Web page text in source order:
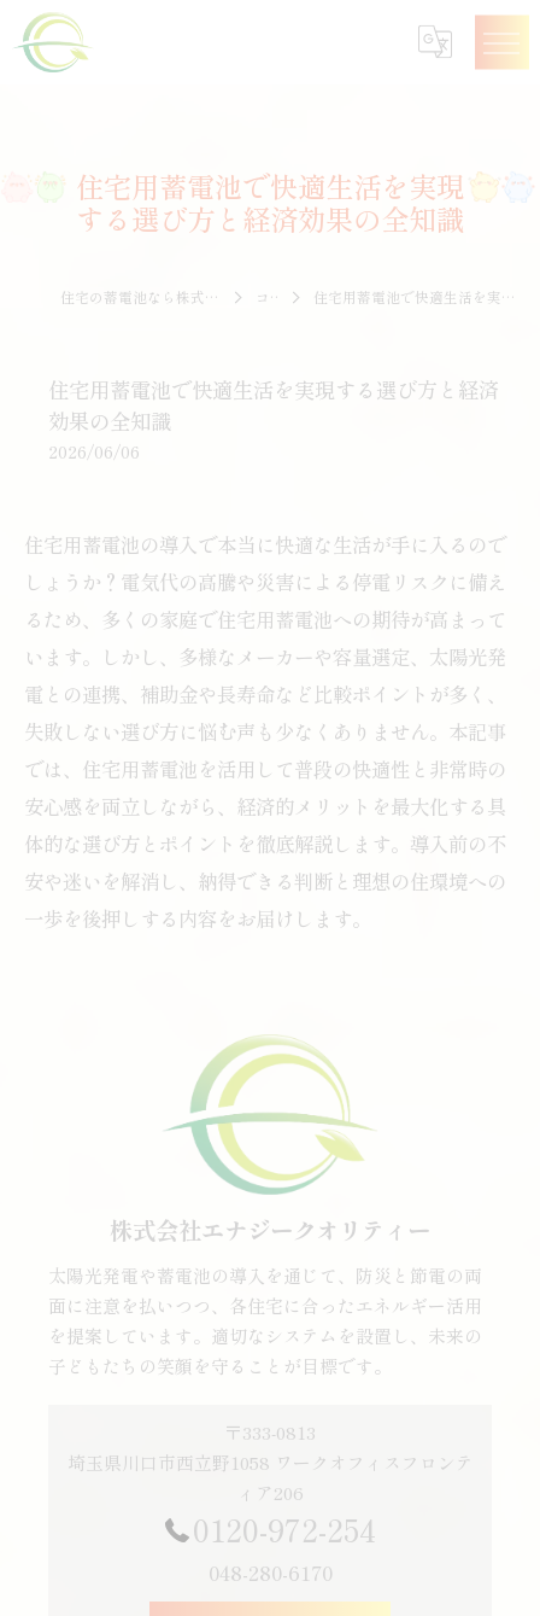
住宅用蓄電池で快適生活を実現
する選び方と経済効果の全知識
住宅の蓄電池なら株式会社エナジークオリティー コラム 住宅用蓄電池で快適生活を実現する選び方と経済効果の全知識
住宅用蓄電池で快適生活を実現する選び方と経済
効果の全知識
2026/06/06
住宅用蓄電池の導入で本当に快適な生活が手に入るので
しょうか？電気代の高騰や災害による停電リスクに備え
るため、多くの家庭で住宅用蓄電池への期待が高まって
います。しかし、多様なメーカーや容量選定、太陽光発
電との連携、補助金や長寿命など比較ポイントが多く、
失敗しない選び方に悩む声も少なくありません。本記事
では、住宅用蓄電池を活用して普段の快適性と非常時の
安心感を両立しながら、経済的メリットを最大化する具
体的な選び方とポイントを徹底解説します。導入前の不
安や迷いを解消し、納得できる判断と理想の住環境への
一歩を後押しする内容をお届けします。
株式会社エナジークオリティー
太陽光発電や蓄電池の導入を通じて、防災と節電の両
面に注意を払いつつ、各住宅に合ったエネルギー活用
を提案しています。適切なシステムを設置し、未来の
子どもたちの笑顔を守ることが目標です。
〒333-0813
埼玉県川口市西立野1058 ワークオフィスフロンテ
ィア206
0120-972-254
048-280-6170